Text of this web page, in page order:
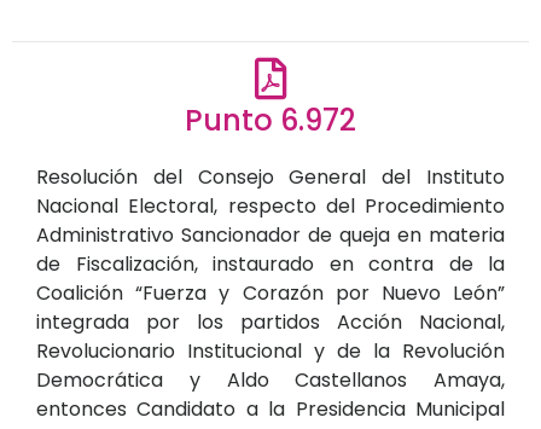
Punto 6.972
Resolución del Consejo General del Instituto
Nacional Electoral, respecto del Procedimiento
Administrativo Sancionador de queja en materia
de Fiscalización, instaurado en contra de la
Coalición “Fuerza y Corazón por Nuevo León”
integrada por los partidos Acción Nacional,
Revolucionario Institucional y de la Revolución
Democrática y Aldo Castellanos Amaya,
entonces Candidato a la Presidencia Municipal